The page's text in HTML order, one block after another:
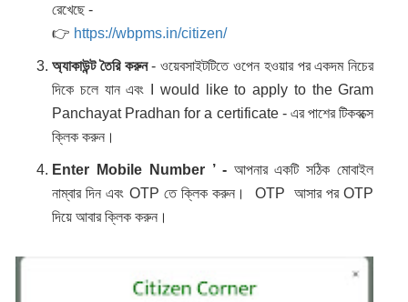
রেখেছে -
👉 https://wbpms.in/citizen/
অ্যাকাউন্ট তৈরি করুন- ওয়েবসাইটটিতে ওপেন হওয়ার পর একদম নিচের
দিকে চলে যান এবং I would like to apply to the Gram
Panchayat Pradhan for a certificate - এর পাশের টিকবক্সে
ক্লিক করুন।
Enter Mobile Number ’ - আপনার একটি সঠিক মোবাইল
নাম্বার দিন এবং OTP তে ক্লিক করুন। OTP আসার পর OTP
দিয়ে আবার ক্লিক করুন।